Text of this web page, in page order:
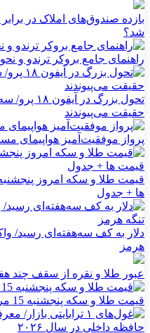
بازده صندوق‌های املاک در
شد؟
راهنمای جامع بروکر ترندو و
تحول بزرگ
حقیقت می‌پیوندند
پرواز موفقیت‌آمیز هواپیمای
ها + جدول
دلار به کف سه‌هفته‌ای رسید/
هرمز
عبور طلا و نقره از سقف چند
قیمت طلا و سکه پنجشنبه 15 مرداد